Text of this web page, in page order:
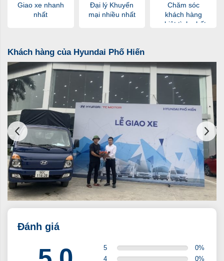
Giao xe nhanh
nhất
Đại lý Khuyến
mại nhiều nhất
Chăm sóc
khách hàng
nhiệt tình nhất
Khách hàng của Hyundai Phố Hiến
Đánh giá
5 0%
4
0%